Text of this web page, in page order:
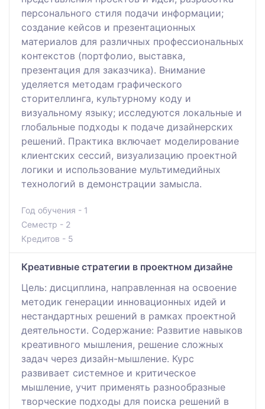
персонального стиля подачи информации;
создание кейсов и презентационных
материалов для различных профессиональных
контекстов (портфолио, выставка,
презентация для заказчика). Внимание
уделяется методам графического
сторителлинга, культурному коду и
визуальному языку; исследуются локальные и
глобальные подходы к подаче дизайнерских
решений. Практика включает моделирование
клиентских сессий, визуализацию проектной
логики и использование мультимедийных
технологий в демонстрации замысла.
Год обучения - 1
Семестр - 2
Кредитов - 5
Креативные стратегии в проектном дизайне
Цель: дисциплина, направленная на освоение
методик генерации инновационных идей и
нестандартных решений в рамках проектной
деятельности. Содержание: Развитие навыков
креативного мышления, решение сложных
задач через дизайн-мышление. Курс
развивает системное и критическое
мышление, учит применять разнообразные
творческие подходы для поиска решений в